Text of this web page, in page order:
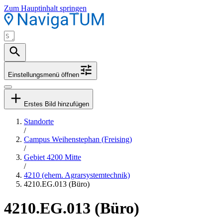
Zum Hauptinhalt springen
Einstellungsmenü öffnen
Erstes Bild hinzufügen
Standorte
/
Campus Weihenstephan (Freising)
/
Gebiet 4200 Mitte
/
4210 (ehem. Agrarsystemtechnik)
4210.EG.013 (Büro)
4210.EG.013 (Büro)